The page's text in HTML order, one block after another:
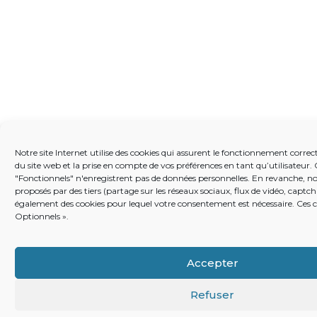
Notre site Internet utilise des cookies qui assurent le fonctionnement
du site web et la prise en compte de vos préférences en tant qu’utilisateur.
"Fonctionnels" n'enregistrent pas de données personnelles. En revanche,
proposés par des tiers (partage sur les réseaux sociaux, flux de vidéo,
également des cookies pour lequel votre consentement est nécessaire. Ces
Optionnels ».
Accepter
Refuser